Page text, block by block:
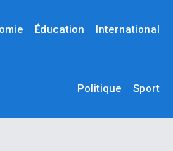
Éducation International
Politique Sport